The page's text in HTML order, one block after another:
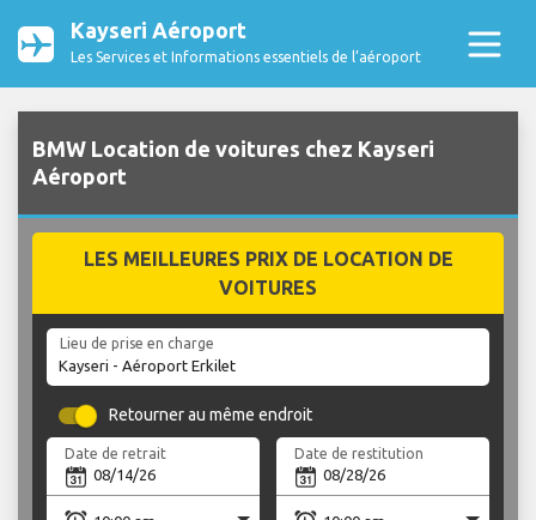
Kayseri Aéroport
Les Services et Informations essentiels de l’aéroport
BMW Location de voitures chez Kayseri
Aéroport
LES MEILLEURES PRIX DE LOCATION DE
VOITURES
Lieu de prise en charge
Retourner au même endroit
Date de retrait Date de restitution